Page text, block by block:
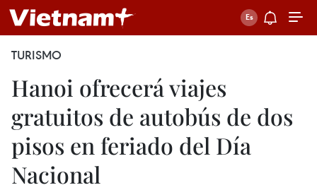
TURISMO
Hanoi ofrecerá viajes
gratuitos de autobús de dos
pisos en feriado del Día
Nacional